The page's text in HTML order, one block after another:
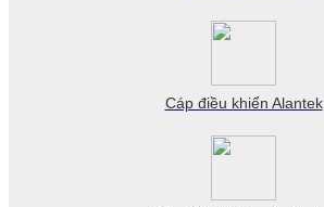
Cáp điều khiển Alantek